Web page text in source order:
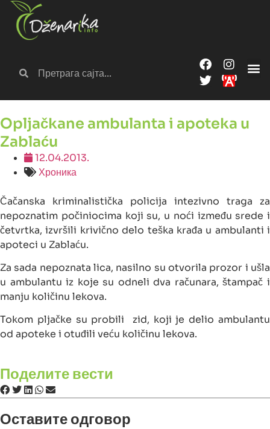
Opljačkane ambulanta i apoteka u
Zablaću
12.04.2013.
Хроника
Čačanska kriminalistička policija intezivno traga za
nepoznatim počiniocima koji su, u noći između srede i
četvrtka, izvršili krivično delo teška krađa u ambulanti i
apoteci u Zablaću.
Za sada nepoznata lica, nasilno su otvorila prozor i ušla
u ambulantu iz koje su odneli dva računara, štampač i
manju količinu lekova.
Tokom pljačke su probili zid, koji je delio ambulantu
od apoteke i otuđili veću količinu lekova.
Поделите вести
Оставите одговор